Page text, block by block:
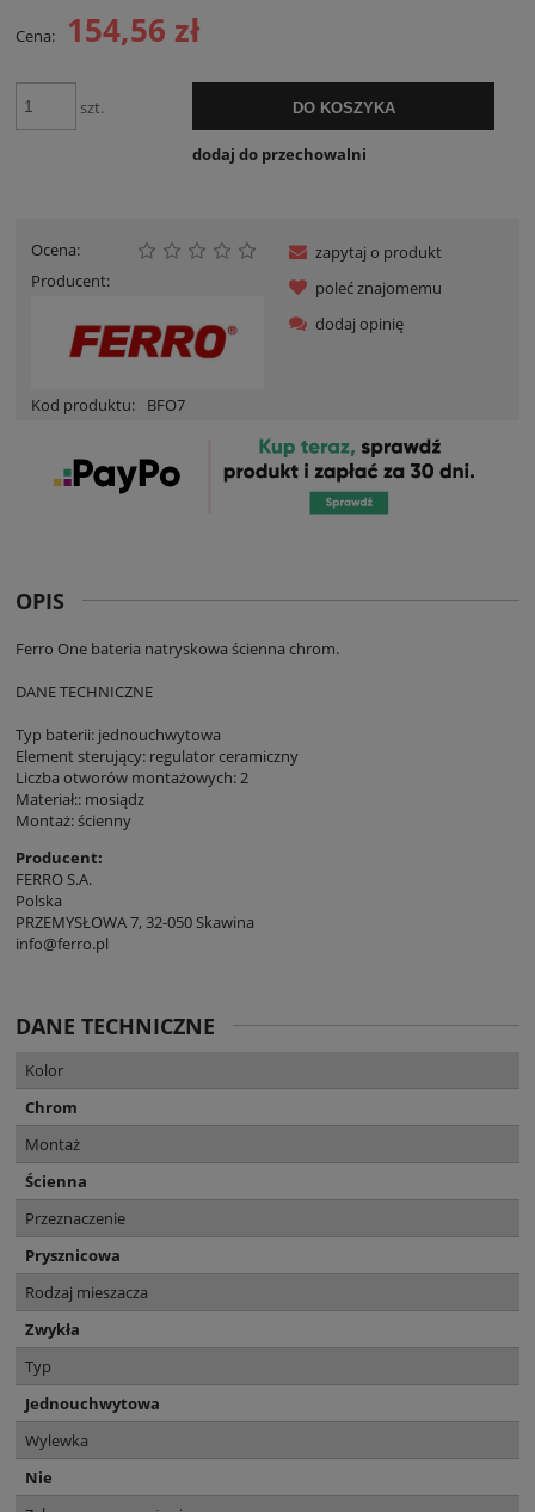
Cena: 154,56 zł
szt. DO KOSZYKA
dodaj do przechowalni
Ocena:
Producent:
Kod produktu: BFO7
zapytaj o produkt
poleć znajomemu
dodaj opinię
OPIS
Ferro One bateria natryskowa ścienna chrom.
DANE TECHNICZNE
Typ baterii: jednouchwytowa
Element sterujący: regulator ceramiczny
Liczba otworów montażowych: 2
Materiał:: mosiądz
Montaż: ścienny
Producent:
FERRO S.A.
Polska
PRZEMYSŁOWA 7, 32-050 Skawina
info@ferro.pl
DANE TECHNICZNE
Kolor
Chrom
Montaż
Ścienna
Przeznaczenie
Prysznicowa
Rodzaj mieszacza
Zwykła
Typ
Jednouchwytowa
Wylewka
Nie